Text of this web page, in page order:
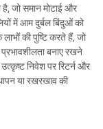
है, जो समान मोटाई और
में आम दुर्बल बिंदुओं को
की पुष्टि करते हैं, जो
बनाए रखने
निवेश पर रिटर्न और
या रखरखाव की